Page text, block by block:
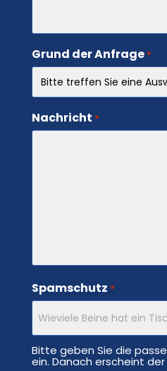
Grund der Anfrage *
Nachricht *
Spamschutz *
Bitte geben Sie die
ein. Danach erscheint